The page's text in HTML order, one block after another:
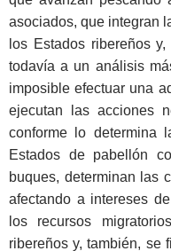
asociados, que integran
los Estados ribereños
todavía a un análisis
imposible efectuar una
ejecutan las acciones
conforme lo determina
Estados de pabellón
buques, determinan las
afectando a intereses
los recursos
ribereños y, también, se